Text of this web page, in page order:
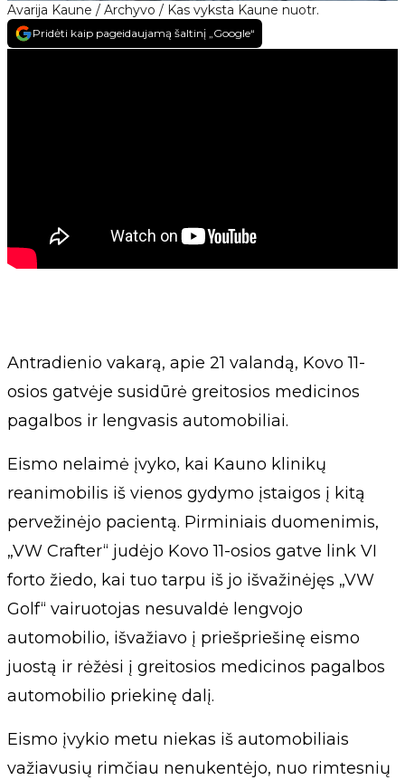
Avarija Kaune / Archyvo / Kas vyksta Kaune nuotr.
Pridėti kaip pageidaujamą šaltinį „Google“
Antradienio vakarą, apie 21 valandą, Kovo 11-
osios gatvėje susidūrė greitosios medicinos
pagalbos ir lengvasis automobiliai.
Eismo nelaimė įvyko, kai Kauno klinikų
reanimobilis iš vienos gydymo įstaigos į kitą
pervežinėjo pacientą. Pirminiais duomenimis,
„VW Crafter“ judėjo Kovo 11-osios gatve link VI
forto žiedo, kai tuo tarpu iš jo išvažinėjęs „VW
Golf“ vairuotojas nesuvaldė lengvojo
automobilio, išvažiavo į priešpriešinę eismo
juostą ir rėžėsi į greitosios medicinos pagalbos
automobilio priekinę dalį.
Eismo įvykio metu niekas iš automobiliais
važiavusių rimčiau nenukentėjo, nuo rimtesnių